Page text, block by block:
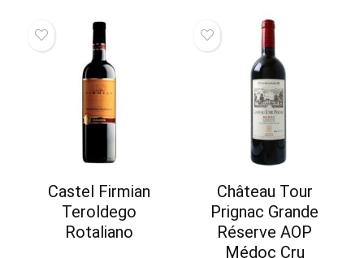
Castel Firmian
Teroldego
Rotaliano
Château Tour
Prignac Grande
Réserve AOP
Médoc Cru